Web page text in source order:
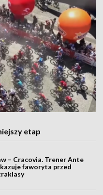
etap
– Cracovia. Trener Ante
faworyta przed